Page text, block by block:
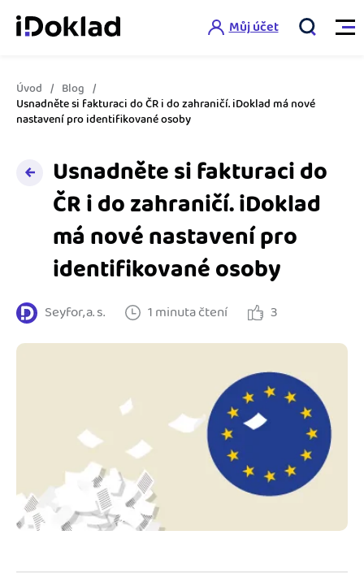
Vlastnosti
Správa kontaktů
Hlídání cashflow
Spolupráce s účetní
Výkazy pro úřady
Propojení na další systémy
Katalog doplňků
Vzdělání
Jak začít podnikat
mini akademie
Fakturační poradna
Šablony faktur
Šablona pro plátce DPH
Šablona pro neplátce DPH
Registrovat ZDARMA
Můj účet
Úvod
Blog
Usnadněte si fakturaci do ČR i do zahraničí. iDoklad má nové
nastavení pro identifikované osoby
Usnadněte si fakturaci do
ČR i do zahraničí. iDoklad
má nové nastavení pro
identifikované osoby
Seyfor, a. s. 1 minuta čtení 3